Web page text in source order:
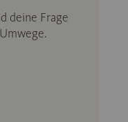
deine Frage